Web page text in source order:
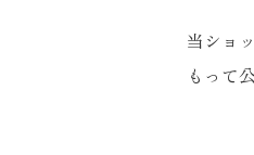
当ショ
もって